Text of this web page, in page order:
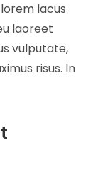
lacus
laoreet
vulputate,
risus. In